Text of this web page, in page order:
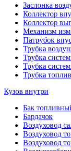
Заслонка
Коллектор
Коллектор
Механизм
Патрубок
Трубка
Трубка
Трубка
Трубка
Кузов внутри
Бак
Бардачок
Воздуховод
Воздуховод
Воздуховод